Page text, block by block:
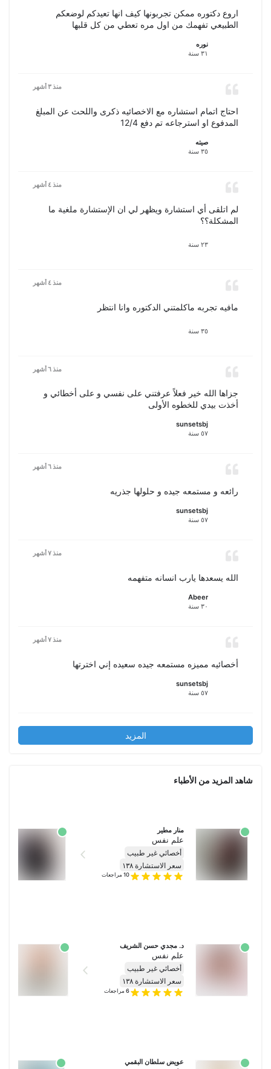
اروع دكتوره ممكن تجربونها كيف انها تعيدكم لوضعكم
الطبيعي تفهمك من اول مره تعطي من كل قلبها
نوره
٣١ سنة
منذ ٣ أشهر
احتاج اتمام استشاره مع الاخصائيه ذكرى واللحث عن المبلغ
المدفوع او استرجاعه تم دفع 12/4
صيته
٣٥ سنة
منذ ٤ أشهر
لم اتلقى أي استشارة ويظهر لي ان الإستشارة ملغية ما
المشكلة؟؟
٢٣ سنة
منذ ٤ أشهر
مافيه تجربه ماكلمتني الدكتوره وانا انتظر
٣٥ سنة
منذ ٦ أشهر
جزاها الله خير فعلاً عرفتني على نفسي و على أخطائي و
أخذت بيدي للخطوه الأولى
sunsetsbj
٥٧ سنة
منذ ٦ أشهر
رائعه و مستمعه جيده و حلولها جذريه
sunsetsbj
٥٧ سنة
منذ ٧ أشهر
الله يسعدها يارب انسانه متفهمه
Abeer
٣٠ سنة
منذ ٧ أشهر
أخصائيه مميزه مستمعه جيده سعيده إني اخترتها
sunsetsbj
٥٧ سنة
المزيد
شاهد المزيد من الأطباء
منار مطير
علم نفس
أخصائي غير طبيب
سعر الاستشارة ١٣٨
10 مراجعات
د. مجدي حسن الشريف
علم نفس
أخصائي غير طبيب
سعر الاستشارة ١٣٨
6 مراجعات
عويض سلطان البقمي